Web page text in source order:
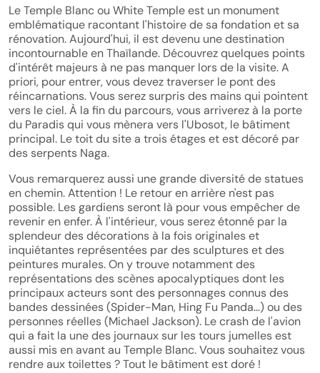
Le Temple Blanc ou White Temple est un monument
emblématique racontant l'histoire de sa fondation et sa
rénovation. Aujourd'hui, il est devenu une destination
incontournable en Thaïlande. Découvrez quelques points
d'intérêt majeurs à ne pas manquer lors de la visite. A
priori, pour entrer, vous devez traverser le pont des
réincarnations. Vous serez surpris des mains qui pointent
vers le ciel. À la fin du parcours, vous arriverez à la porte
du Paradis qui vous mènera vers l'Ubosot, le bâtiment
principal. Le toit du site a trois étages et est décoré par
des serpents Naga.
Vous remarquerez aussi une grande diversité de statues
en chemin. Attention ! Le retour en arrière n'est pas
possible. Les gardiens seront là pour vous empêcher de
revenir en enfer. À l'intérieur, vous serez étonné par la
splendeur des décorations à la fois originales et
inquiétantes représentées par des sculptures et des
peintures murales. On y trouve notamment des
représentations des scènes apocalyptiques dont les
principaux acteurs sont des personnages connus des
bandes dessinées (Spider-Man, Hing Fu Panda…) ou des
personnes réelles (Michael Jackson). Le crash de l'avion
qui a fait la une des journaux sur les tours jumelles est
aussi mis en avant au Temple Blanc. Vous souhaitez vous
rendre aux toilettes ? Tout le bâtiment est doré !